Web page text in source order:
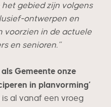
gebied zijn volgens
ontwerpen en
voorzien in de actuele
en senioren.”
Gemeente onze
in planvorming’
al vanaf een vroeg